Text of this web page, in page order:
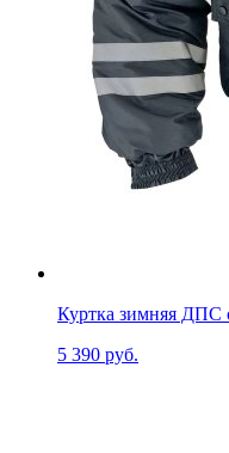
Куртка зимняя ДПС
5 390 руб.